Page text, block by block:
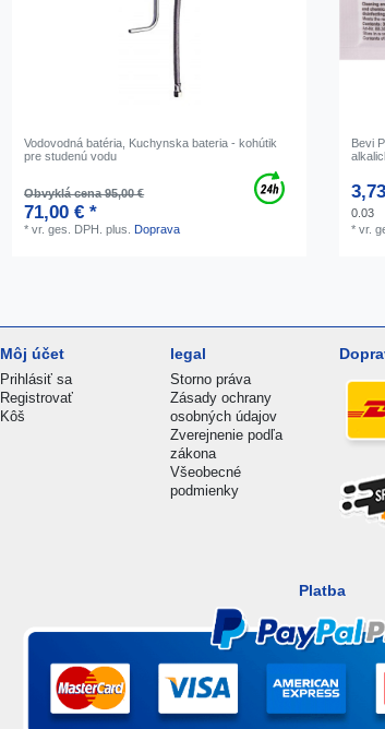
Vodovodná batéria, Kuchynska bateria - kohútik
pre studenú vodu
Obvyklá cena 95,00 €
71,00 € *
*vr. ges. DPH. plus. Doprava
Bevi
0.03
*vr.
Môj účet
Prihlásiť sa
Registrovať
Kôš
legal
Storno práva
Zásady ochrany
osobných údajov
Zverejnenie podľa
zákona
Všeobecné
podmienky
Platba